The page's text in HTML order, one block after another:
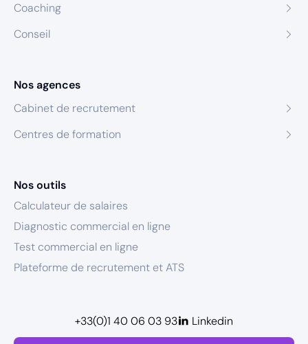
Coaching
Conseil
Nos agences
Cabinet de recrutement
Centres de formation
Nos outils
Calculateur de salaires
Diagnostic commercial en ligne
Test commercial en ligne
Plateforme de recrutement et ATS
+33(0)1 40 06 03 93 Linkedin